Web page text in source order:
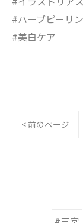
#ハーブピーリ
#美白ケア
< 前のページ